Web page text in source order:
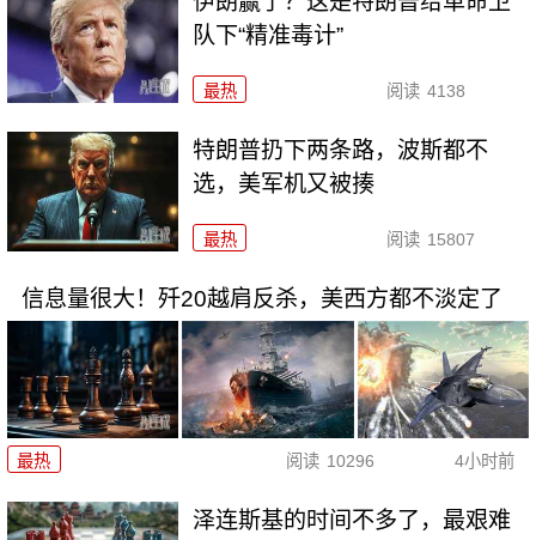
队下“精准毒计”
最热 阅读 4138
特朗普扔下两条路，波斯都不
选，美军机又被揍
最热 阅读 15807
信息量很大！歼20越肩反杀，美西方都不淡定了
最热 阅读 10296 4小时前
泽连斯基的时间不多了，最艰难